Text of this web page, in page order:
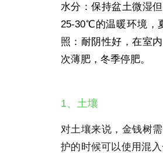
水分：保持盆土微湿
25-30℃的温暖环境，
照：耐阴性好，在室
次薄肥，冬季停肥。
1、土壤
对土壤来说，金钱树
护的时候可以使用混